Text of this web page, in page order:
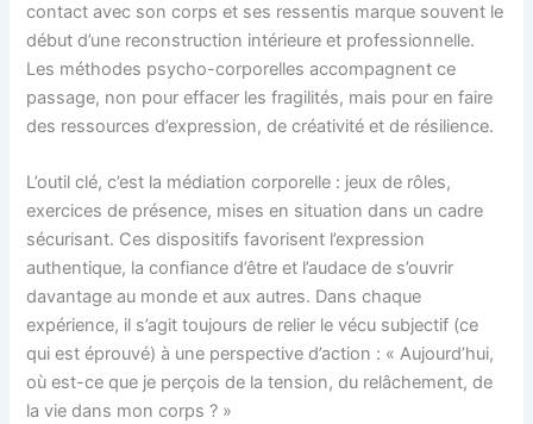
contact avec son corps et ses ressentis marque souvent le
début d’une reconstruction intérieure et professionnelle.
Les méthodes psycho-corporelles accompagnent ce
passage, non pour effacer les fragilités, mais pour en faire
des ressources d’expression, de créativité et de résilience.
L’outil clé, c’est la médiation corporelle : jeux de rôles,
exercices de présence, mises en situation dans un cadre
sécurisant. Ces dispositifs favorisent l’expression
authentique, la confiance d’être et l’audace de s’ouvrir
davantage au monde et aux autres. Dans chaque
expérience, il s’agit toujours de relier le vécu subjectif (ce
qui est éprouvé) à une perspective d’action : « Aujourd’hui,
où est-ce que je perçois de la tension, du relâchement, de
la vie dans mon corps ? »